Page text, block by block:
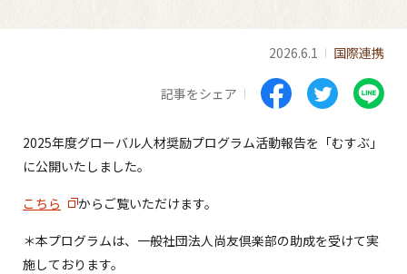
2026.6.1 国際連携
記事をシェア
2025年度グローバル人材奨励プログラム活動報告を「むすぶ」
に公開いたしました。
こちら からご覧いただけます。
＊本プログラムは、一般社団法人尚友倶楽部の助成を受けて実
施しております。